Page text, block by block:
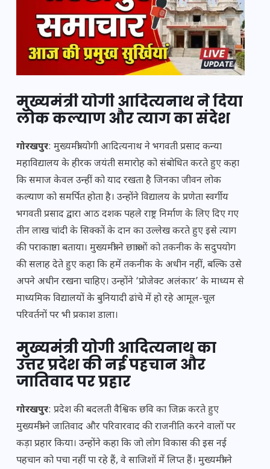
मुख्यमंत्री योगी आदित्यनाथ ने दिया
लोक कल्याण और त्याग का संदेश
गोरखपुर: मुख्यमंत्री योगी आदित्यनाथ ने भगवती प्रसाद कन्या
महाविद्यालय के हीरक जयंती समारोह को संबोधित करते हुए कहा
कि समाज केवल उन्हीं को याद रखता है जिनका जीवन लोक
कल्याण को समर्पित होता है। उन्होंने विद्यालय के प्रणेता स्वर्गीय
भगवती प्रसाद द्वारा आठ दशक पहले राष्ट्र निर्माण के लिए दिए गए
तीन लाख चांदी के सिक्कों के दान का उल्लेख करते हुए इसे त्याग
की पराकाष्ठा बताया। मुख्यमंत्री ने छात्राओं को तकनीक के सदुपयोग
की सलाह देते हुए कहा कि हमें तकनीक के अधीन नहीं, बल्कि उसे
अपने अधीन रखना चाहिए। उन्होंने ‘प्रोजेक्ट अलंकार’ के माध्यम से
माध्यमिक विद्यालयों के बुनियादी ढांचे में हो रहे आमूल-चूल
परिवर्तनों पर भी प्रकाश डाला।
मुख्यमंत्री योगी आदित्यनाथ का
उत्तर प्रदेश की नई पहचान और
जातिवाद पर प्रहार
गोरखपुर: प्रदेश की बदलती वैश्विक छवि का जिक्र करते हुए
मुख्यमंत्री ने जातिवाद और परिवारवाद की राजनीति करने वालों पर
कड़ा प्रहार किया। उन्होंने कहा कि जो लोग विकास की इस नई
पहचान को पचा नहीं पा रहे हैं, वे साजिशों में लिप्त हैं। मुख्यमंत्री ने